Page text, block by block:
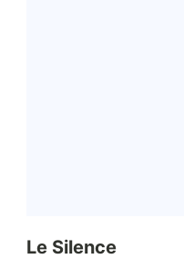
Le Silence